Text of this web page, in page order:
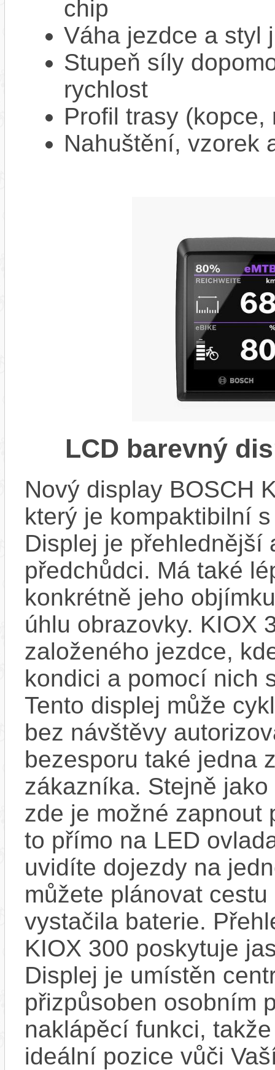
chip
Váha jezdce a styl
Stupeň síly
rychlost
Profil trasy
Nahuštění, vzorek
LCD barevný
Nový display BOSCH
který je kompaktibilní
Displej je přehlednější
předchůdci. Má také
konkrétně jeho
úhlu obrazovky. KIOX
založeného jezdce,
kondici a pomocí nich
Tento displej může
bez návštěvy
bezesporu také jedna
zákazníka. Stejně
zde je možné zapnout
to přímo na LED
uvidíte dojezdy na
můžete plánovat
vystačila baterie.
KIOX 300 poskytuje
Displej je umístěn
přizpůsoben osobním
naklápěcí funkci,
ideální pozice vůči